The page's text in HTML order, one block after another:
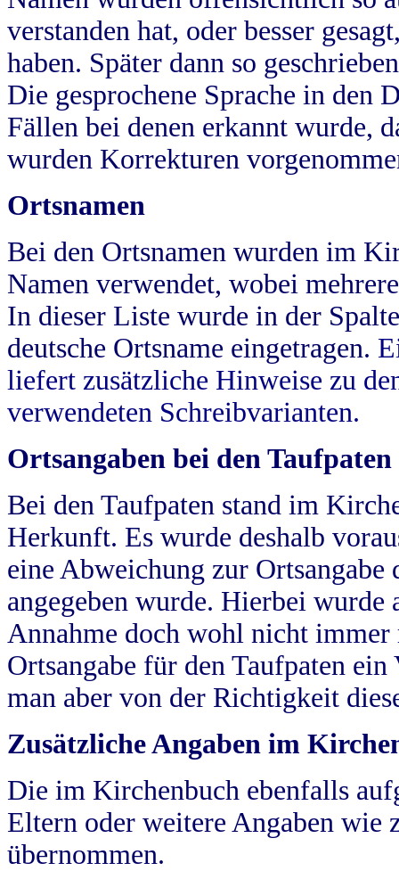
verstanden hat, oder besser
haben. Später dann so
Die gesprochene Sprache in
Fällen bei denen erkannt wurde,
wurden Korrekturen
Ortsnamen
Bei den Ortsnamen wurden im
Namen verwendet, wobei
In dieser Liste wurde in der
deutsche Ortsname eingetragen.
liefert zusätzliche Hinweise zu
verwendeten Schreibvarianten.
Ortsangaben bei den Taufpaten
Bei den Taufpaten stand im
Herkunft. Es wurde deshalb
eine Abweichung zur
angegeben wurde. Hierbei wurde
Annahme doch wohl nicht
Ortsangabe für den Taufpaten
man aber von der Richtigkeit
Zusätzliche Angaben im
Die im Kirchenbuch ebenfalls
Eltern oder weitere Angaben wie
übernommen.